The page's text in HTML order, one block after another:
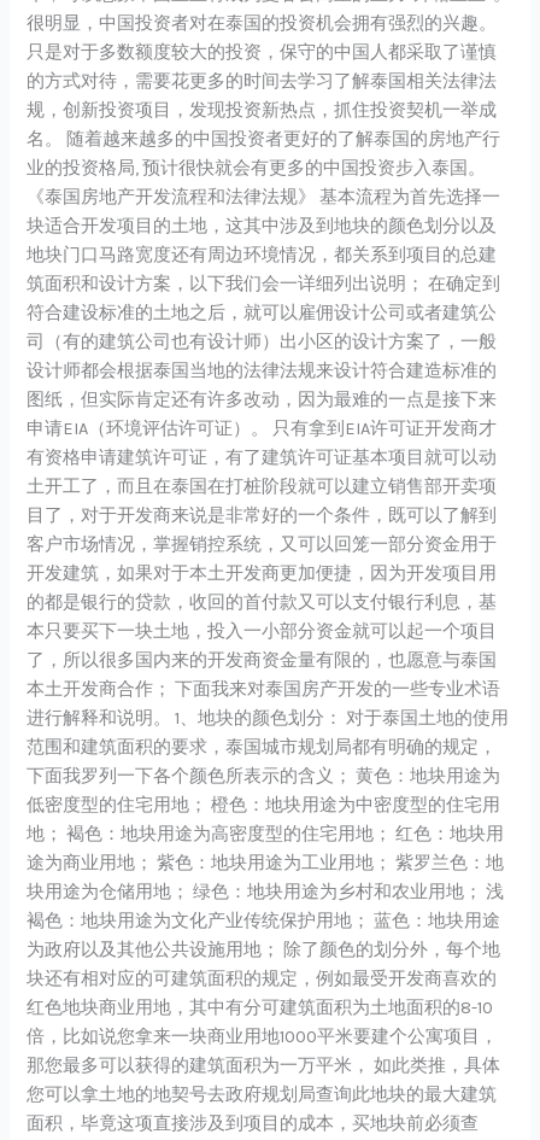
很明显，中国投资者对在泰国的投资机会拥有强烈的兴趣。
只是对于多数额度较大的投资，保守的中国人都采取了谨慎
的方式对待，需要花更多的时间去学习了解泰国相关法律法
规，创新投资项目，发现投资新热点，抓住投资契机一举成
名。 随着越来越多的中国投资者更好的了解泰国的房地产行
业的投资格局, 预计很快就会有更多的中国投资步入泰国。
《泰国房地产开发流程和法律法规》 基本流程为首先选择一
块适合开发项目的土地，这其中涉及到地块的颜色划分以及
地块门口马路宽度还有周边环境情况，都关系到项目的总建
筑面积和设计方案，以下我们会一详细列出说明； 在确定到
符合建设标准的土地之后，就可以雇佣设计公司或者建筑公
司（有的建筑公司也有设计师）出小区的设计方案了，一般
设计师都会根据泰国当地的法律法规来设计符合建造标准的
图纸，但实际肯定还有许多改动，因为最难的一点是接下来
申请EIA（环境评估许可证）。 只有拿到EIA许可证开发商才
有资格申请建筑许可证，有了建筑许可证基本项目就可以动
土开工了，而且在泰国在打桩阶段就可以建立销售部开卖项
目了，对于开发商来说是非常好的一个条件，既可以了解到
客户市场情况，掌握销控系统，又可以回笼一部分资金用于
开发建筑，如果对于本土开发商更加便捷，因为开发项目用
的都是银行的贷款，收回的首付款又可以支付银行利息，基
本只要买下一块土地，投入一小部分资金就可以起一个项目
了，所以很多国内来的开发商资金量有限的，也愿意与泰国
本土开发商合作； 下面我来对泰国房产开发的一些专业术语
进行解释和说明。 1、地块的颜色划分： 对于泰国土地的使用
范围和建筑面积的要求，泰国城市规划局都有明确的规定，
下面我罗列一下各个颜色所表示的含义； 黄色：地块用途为
低密度型的住宅用地； 橙色：地块用途为中密度型的住宅用
地； 褐色：地块用途为高密度型的住宅用地； 红色：地块用
途为商业用地； 紫色：地块用途为工业用地； 紫罗兰色：地
块用途为仓储用地； 绿色：地块用途为乡村和农业用地； 浅
褐色：地块用途为文化产业传统保护用地； 蓝色：地块用途
为政府以及其他公共设施用地； 除了颜色的划分外，每个地
块还有相对应的可建筑面积的规定，例如最受开发商喜欢的
红色地块商业用地，其中有分可建筑面积为土地面积的8-10
倍，比如说您拿来一块商业用地1000平米要建个公寓项目，
那您最多可以获得的建筑面积为一万平米， 如此类推，具体
您可以拿土地的地契号去政府规划局查询此地块的最大建筑
面积，毕竟这项直接涉及到项目的成本，买地块前必须查